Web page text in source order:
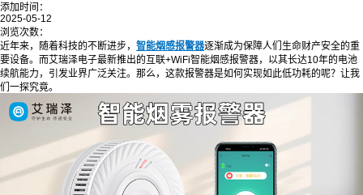
添加时间：
2025-05-12
浏览次数：
近年来，随着科技的不断进步， 智能烟感报警器逐渐成为保障人们生命财产安全的重
要设备。而艾瑞泽电子最新推出的互联+WiFi智能烟感报警器，以其长达10年的电池
续航能力，引发业界广泛关注。那么，这款报警器是如何实现如此低功耗的呢？让我
们一探究竟。